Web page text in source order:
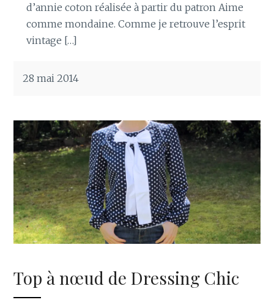
d’annie coton réalisée à partir du patron Aime
comme mondaine. Comme je retrouve l’esprit
vintage […]
28 mai 2014
Top à nœud de Dressing Chic